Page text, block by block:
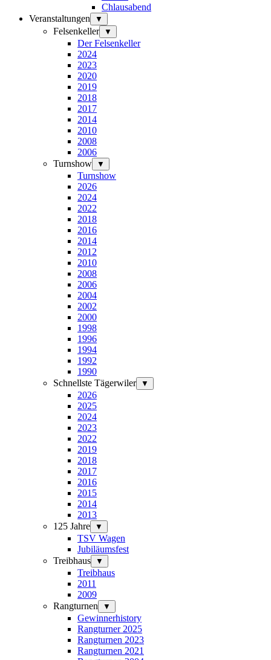
Chlausabend
Veranstaltungen
▼
Felsenkeller ▼
Der Felsenkeller
2024
2023
2020
2019
2018
2017
2014
2010
2008
2006
Turnshow
▼
Turnshow
2026
2024
2022
2018
2016
2014
2012
2010
2008
2006
2004
2002
2000
1998
1996
1994
1992
1990
Schnellste Tägerwiler
▼
2026
2025
2024
2023
2022
2019
2018
2017
2016
2015
2014
2013
125 Jahre
▼
TSV Wagen
Jubiläumsfest
Treibhaus
▼
Treibhaus
2011
2009
Rangturnen
▼
Gewinnerhistory
Rangturner 2025
Rangturnen 2023
Rangturnen 2021